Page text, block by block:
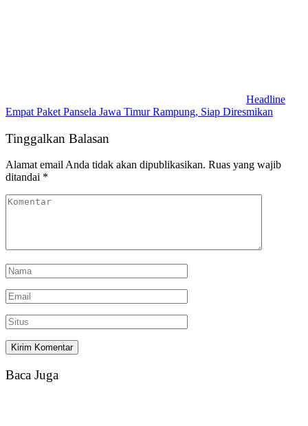
Headline
Empat Paket Pansela Jawa Timur Rampung, Siap Diresmikan
Tinggalkan Balasan
Alamat email Anda tidak akan dipublikasikan. Ruas yang wajib
ditandai *
Baca Juga